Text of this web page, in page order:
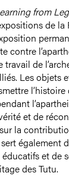
from
de
contre
travail de
Les objets
l’histoire
et de
la
également
et de
des Tutu.